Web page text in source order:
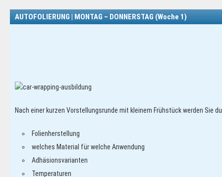
AUTOFOLIERUNG | MONTAG – DONNERSTAG (Woche 1)
Nach einer kurzen Vorstellungsrunde mit kleinem Frühstück werden Sie
Folienherstellung
welches Material für welche Anwendung
Adhäsionsvarianten
Temperaturen